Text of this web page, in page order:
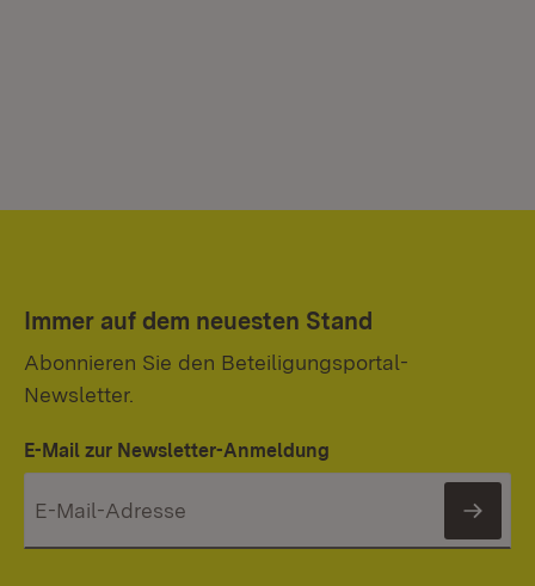
Immer auf dem neuesten Stand
Abonnieren Sie den Beteiligungsportal-
Newsletter.
E-Mail zur Newsletter-Anmeldung